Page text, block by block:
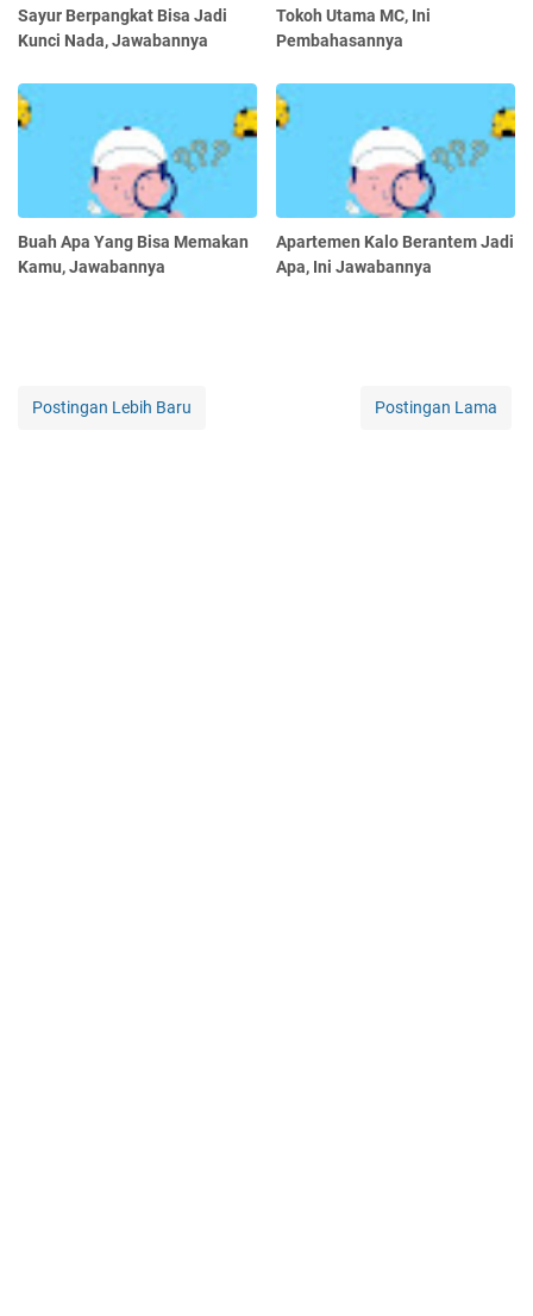
Sayur Berpangkat Bisa Jadi
Kunci Nada, Jawabannya
Tokoh Utama MC, Ini
Pembahasannya
Buah Apa Yang Bisa Memakan
Kamu, Jawabannya
Apartemen Kalo Berantem Jadi
Apa, Ini Jawabannya
Postingan Lebih Baru Postingan Lama